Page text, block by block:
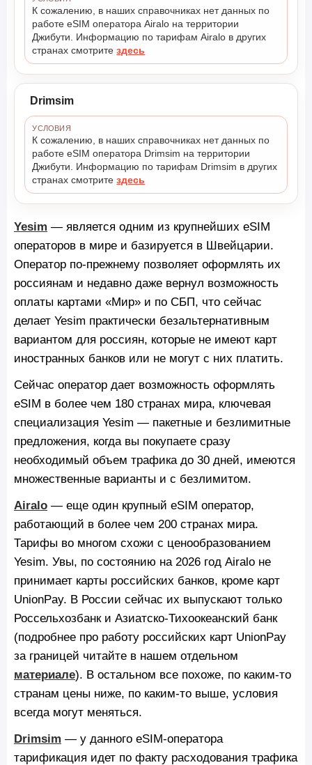
К сожалению, в наших справочниках нет данных по
работе eSIM оператора Airalo на территории
Джибути. Информацию по тарифам Airalo в других
странах смотритездесь
Drimsim
УСЛОВИЯ
К сожалению, в наших справочниках нет данных по
работе eSIM оператора Drimsim на территории
Джибути. Информацию по тарифам Drimsim в других
странах смотритездесь
Yesim — является одним из крупнейших eSIM
операторов в мире и базируется в Швейцарии.
Оператор по-прежнему позволяет оформлять их
россиянам и недавно даже вернул возможность
оплаты картами «Мир» и по СБП, что сейчас
делает Yesim практически безальтернативным
вариантом для россиян, которые не имеют карт
иностранных банков или не могут с них платить.
Сейчас оператор дает возможность оформлять
eSIM в более чем 180 странах мира, ключевая
специализация Yesim — пакетные и безлимитные
предложения, когда вы покупаете сразу
необходимый объем трафика до 30 дней, имеются
множественные варианты и с безлимитом.
Airalo — еще один крупный eSIM оператор,
работающий в более чем 200 странах мира.
Тарифы во многом схожи с ценообразованием
Yesim. Увы, по состоянию на 2026 год Airalo не
принимает карты российских банков, кроме карт
UnionPay. В России сейчас их выпускают только
Россельхозбанк и Азиатско-Тихоокеанский банк
(подробнее про работу российских карт UnionPay
за границей читайте в нашем отдельном
материале). В остальном все похоже, по каким-то
странам цены ниже, по каким-то выше, условия
всегда могут меняться.
Drimsim — у данного eSIM-оператора
тарификация идет по факту расходования трафика